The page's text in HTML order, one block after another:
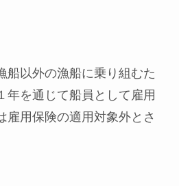
船以外の漁船に乗り組むた
年を通じて船員として雇用
雇用保険の適用対象外とさ